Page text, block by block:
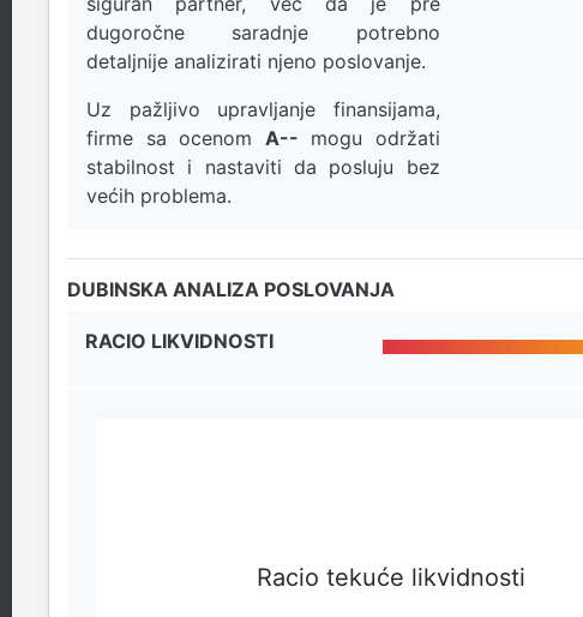
dugoročne saradnje potrebno
detaljnije analizirati njeno poslovanje.
Uz pažljivo upravljanje finansijama,
firme sa ocenom A-- mogu održati
stabilnost i nastaviti da posluju bez
većih problema.
DUBINSKA ANALIZA POSLOVANJA
RACIO LIKVIDNOSTI
Racio tekuće likvidnosti